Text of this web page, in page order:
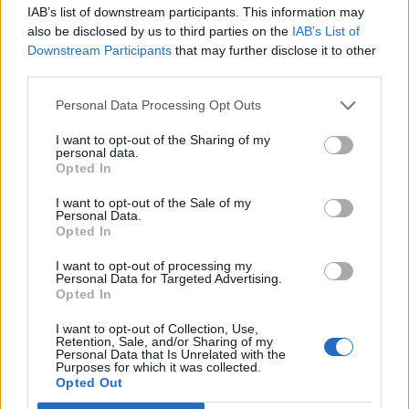
IAB’s list of downstream participants. This information may
also be disclosed by us to third parties on the IAB’s List of
Downstream Participants that may further disclose it to other
Personal Data Processing Opt Outs
I want to opt-out of the Sharing of my
personal data.
Opted In
I want to opt-out of the Sale of my
Personal Data.
Opted In
I want to opt-out of processing my
Personal Data for Targeted Advertising.
Opted In
I want to opt-out of Collection, Use,
Retention, Sale, and/or Sharing of my
Personal Data that Is Unrelated with the
Purposes for which it was collected.
Opted Out
Beauty Advisor
ΡΕΘΥΜΝΟ
Πλήρης απασχόληση
21/07/2026
Καλλυντικών
Πλήρης απασχόληση